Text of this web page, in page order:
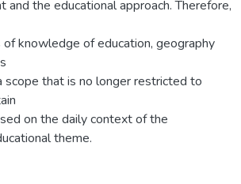
and the educational approach. Therefore,
knowledge of education, geography
scope that is no longer restricted to
on the daily context of the
theme.